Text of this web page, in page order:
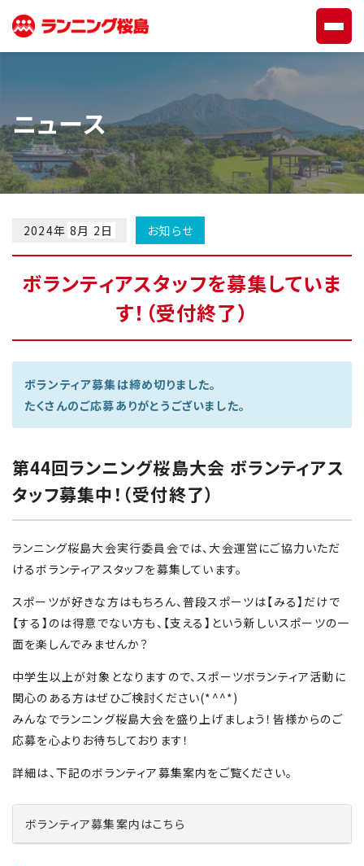
ニュース
2024年 8月 2日 お知らせ
ボランティアスタッフを募集していま
す！（受付終了）
ボランティア募集は締め切りました。
たくさんのご応募ありがとうございました。
第44回ランニング桜島大会 ボランティアス
タッフ募集中！（受付終了）
ランニング桜島大会実行委員会では、大会運営にご協力いただ
けるボランティアスタッフを募集しています。
スポーツが好きな方はもちろん、普段スポーツは【みる】だけで
【する】のは得意でない方も、【支える】という新しいスポーツの一
面を楽しんでみませんか？
中学生以上が対象となりますので、スポーツボランティア活動に
関心のある方はぜひご検討ください(*^^*)
みんなでランニング桜島大会を盛り上げましょう！皆様からのご
応募を心よりお待ちしております！
詳細は、下記のボランティア募集案内をご覧ください。
ボランティア募集案内はこちら